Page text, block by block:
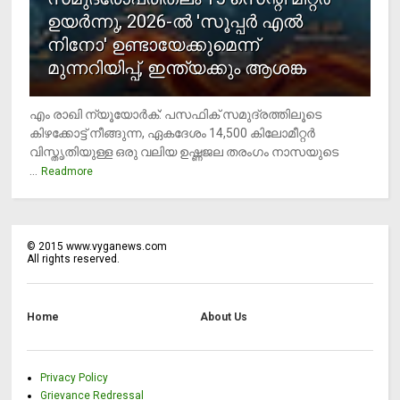
ഉയര്‍ന്നു, 2026-ല്‍ 'സൂപ്പര്‍ എല്‍
നിനോ' ഉണ്ടായേക്കുമെന്ന്
മുന്നറിയിപ്പ്, ഇന്ത്യക്കും ആശങ്ക
എം രാഖി ന്യൂയോര്‍ക്: പസഫിക് സമുദ്രത്തിലൂടെ
കിഴക്കോട്ട് നീങ്ങുന്ന, ഏകദേശം 14,500 കിലോമീറ്റര്‍
വിസ്തൃതിയുള്ള ഒരു വലിയ ഉഷ്ണജല തരംഗം നാസയുടെ
... Readmore
©2015 www.vyganews.com
All rights reserved.
Home About Us
Privacy Policy
Grievance Redressal